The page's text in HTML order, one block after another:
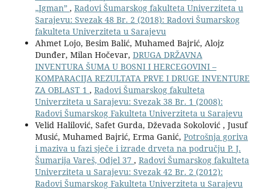
„Igmanˮ , Radovi Šumarskog fakulteta Univerziteta u
Sarajevu: Svezak 48 Br. 2 (2018): Radovi Šumarskog
fakulteta Univerziteta u Sarajevu
Ahmet Lojo, Besim Balić, Muhamed Bajrić, Alojz
Dunđer, Milan Hočevar, DRUGA DRŽAVNA
INVENTURA ŠUMA U BOSNI I HERCEGOVINI –
KOMPARACIJA REZULTATA PRVE I DRUGE INVENTURE
ZA OBLAST 1 , Radovi Šumarskog fakulteta
Univerziteta u Sarajevu: Svezak 38 Br. 1 (2008):
Radovi Šumarskog Fakulteta Univerziteta u Sarajevu
Velid Halilović, Safet Gurda, Dževada Sokolović , Jusuf
Musić, Muhamed Bajrić, Erma Ganić, Potrošnja goriva
i maziva u fazi sječe i izrade drveta na području P. J.
Šumarija Vareš, Odjel 37 , Radovi Šumarskog fakulteta
Univerziteta u Sarajevu: Svezak 42 Br. 2 (2012):
Radovi Šumarskog Fakulteta Univerziteta u Sarajevu